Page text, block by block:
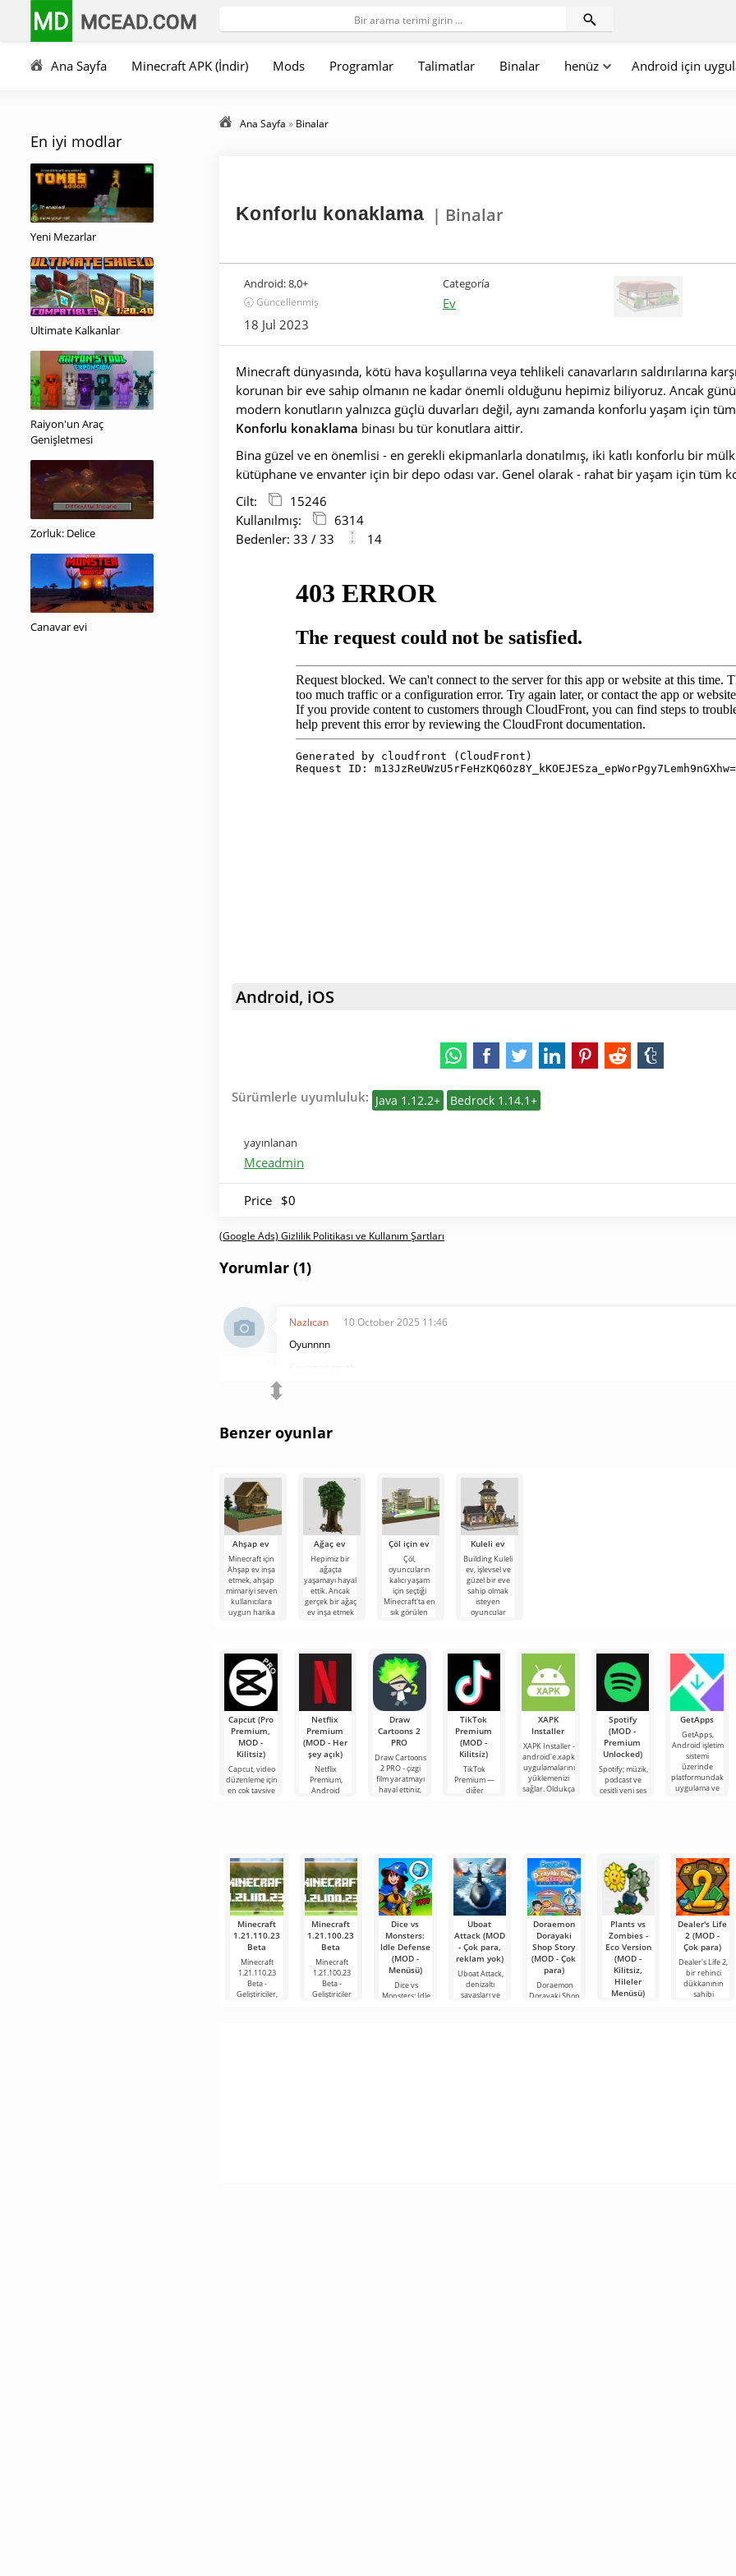
MD MCEAD.COM
Ana Sayfa Minecraft APK (İndir) Mods Programlar Talimatlar Binalar henüz Android için
En iyi modlar
Yeni Mezarlar
Ultimate Kalkanlar
Raiyon'un Araç
Genişletmesi
Zorluk: Delice
Canavar evi
Ana Sayfa » Binalar
Konforlu konaklama | Binalar
Android:8,0+
🕣 Güncellenmiş
18 Jul 2023
Categoría
Ev
Minecraft dünyasında, kötü hava koşullarına veya tehlikeli canavarların saldırılarına
korunan bir eve sahip olmanın ne kadar önemli olduğunu hepimiz biliyoruz. Ancak
modern konutların yalnızca güçlü duvarları değil, aynı zamanda konforlu yaşam için
Konforlu konaklama binası bu tür konutlara aittir.
Bina güzel ve en önemlisi - en gerekli ekipmanlarla donatılmış, iki katlı konforlu bir
kütüphane ve envanter için bir depo odası var. Genel olarak - rahat bir yaşam için tüm
Cilt:
15246
Kullanılmış:
6314
Bedenler: 33 / 33
14
Android, iOS
Sürümlerle uyumluluk: Java 1.12.2+ Bedrock 1.14.1+
yayınlanan
Mceadmin
Price $0
(Google Ads) Gizlilik Politikası ve Kullanım Şartları
Yorumlar (1)
Nazlıcan
10 October 2025 11:46
Oyunnnn
⬍
Benzer oyunlar
Ahşap ev
Minecraft için
Ahşap ev inşa
etmek, ahşap
mimariyi seven
kullanıcılara
uygun harika
Ağaç ev
Hepimiz bir
ağaçta
yaşamayı hayal
ettik. Ancak
gerçek bir ağaç
ev inşa etmek
Çöl için ev
Çöl,
oyuncuların
kalıcı yaşam
için seçtiği
Minecraft'ta en
sık görülen
Kuleli ev
Building Kuleli
ev, işlevsel ve
güzel bir eve
sahip olmak
isteyen
oyuncular
Capcut (Pro
Premium,
MOD -
Kilitsiz)
Capcut, video
düzenleme için
en çok tavsiye
Netflix
Premium
(MOD - Her
şey açık)
Netflix
Premium,
Android
Draw
Cartoons 2
PRO
Draw Cartoons
2 PRO - çizgi
film yaratmayı
hayal ettiniz,
TikTok
Premium
(MOD -
Kilitsiz)
TikTok
Premium —
diğer
sağlayan
XAPK
Installer
XAPK Installer -
android'e.xapk
uygulamalarını
yüklemenizi
sağlar. Oldukça
Spotify
(MOD -
Premium
Unlocked)
Spotify; müzik,
podcast ve
çeşitli yeni ses
GetApps
GetApps,
Android işletim
sistemi
üzerinde
platformundaki
uygulama ve
Minecraft
1.21.110.23
Beta
Minecraft
1.21.110.23
Beta -
Geliştiriciler,
Minecraft
1.21.100.23
Beta
Minecraft
1.21.100.23
Beta -
Geliştiriciler
Dice vs
Monsters:
Idle Defense
(MOD -
Menüsü)
Dice vs
Monsters: Idle
Uboat
Attack (MOD
- Çok para,
reklam yok)
Uboat Attack,
denizaltı
savaşları ve
Doraemon
Dorayaki
Shop Story
(MOD - Çok
para)
Doraemon
Dorayaki Shop
Plants vs
Zombies -
Eco Version
(MOD -
Kilitsiz,
Hileler
Menüsü)
Dealer's Life
2 (MOD -
Çok para)
Dealer's Life 2,
bir rehinci
dükkanının
sahibi